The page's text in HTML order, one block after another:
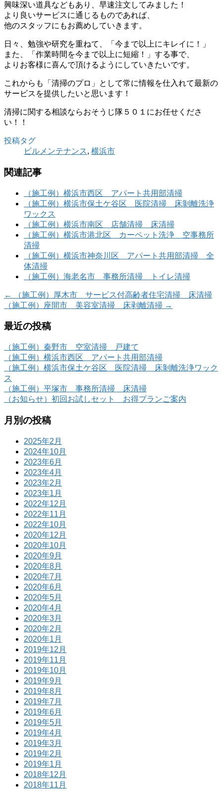
興味深い道具などもあり、早速注文してみました！
より良いサービスに通じるものであれば、
他のスタッフにもお薦めしていきます。
日々、勉強や研究を重ねて、「今まで以上にキレイに！」
また、「作業時間を今まで以上に短縮！」する事で、
よりお客様に喜んで頂けるようにしていきたいです。
これからも「清掃のプロ」として常に情報を仕入れて最新の
サービスを提供したいと思います！
清掃に関する相談ならおそうじ隊５０１にお任せくださ
い！！
投稿タグ
ビルメンテナンス, 横浜市
関連記事
（施工例）横浜市西区 アパート共用部清掃
（施工例）横浜市保土ケ谷区 医院清掃 床剝離洗浄
ワックス
（施工例）横浜市南区 店舗清掃 床清掃
（施工例）横浜市港北区 カーペット洗浄 空事務所
清掃
（施工例）横浜市神奈川区 アパート共用部清掃 全
体清掃
（施工例）海老名市 事務所清掃 トイレ清掃
←
（施工例）厚木市 サービス付高齢者住宅清掃 床清掃
（施工例）座間市 美容室清掃 床剥離清掃 →
最近の投稿
（施工例）秦野市 空室清掃 戸建て
（施工例）横浜市西区 アパート共用部清掃
（施工例）横浜市保土ケ谷区 医院清掃 床剝離洗浄ワック
ス
（施工例）平塚市 事務所清掃 床清掃
（お知らせ）初回お試しセット お得プランご案内
月別の投稿
2025年2月
2024年10月
2023年6月
2023年4月
2023年2月
2023年1月
2022年12月
2022年11月
2022年10月
2020年12月
2020年10月
2020年9月
2020年8月
2020年7月
2020年6月
2020年5月
2020年4月
2020年3月
2020年2月
2020年1月
2019年12月
2019年11月
2019年10月
2019年9月
2019年8月
2019年7月
2019年6月
2019年5月
2019年4月
2019年3月
2019年2月
2019年1月
2018年12月
2018年11月